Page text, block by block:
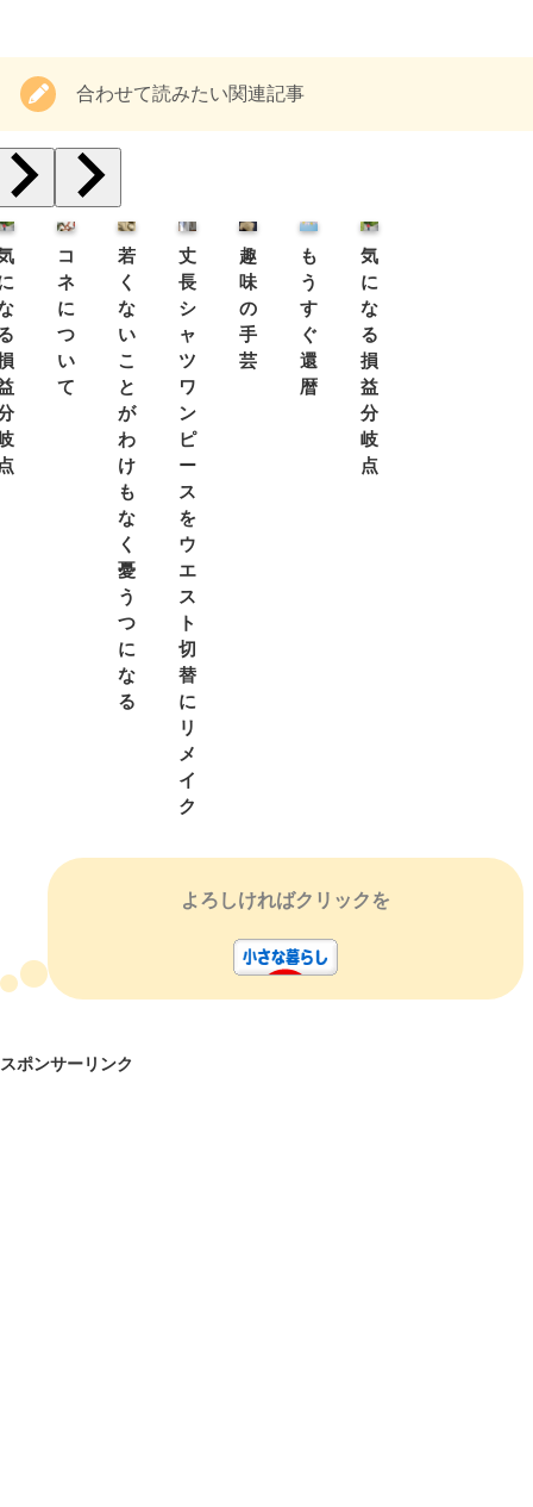
合わせて読みたい関連記事
コ
ネ
に
つ
い
て
若
く
な
い
こ
と
が
わ
け
も
な
く
憂
う
つ
に
な
る
丈
長
シ
ャ
ツ
ワ
ン
ピ
ー
ス
を
ウ
エ
ス
ト
切
替
に
リ
メ
イ
ク
趣
味
の
手
芸
も
う
す
ぐ
還
暦
気
に
な
る
損
益
分
岐
点
よろしければクリックを
スポンサーリンク